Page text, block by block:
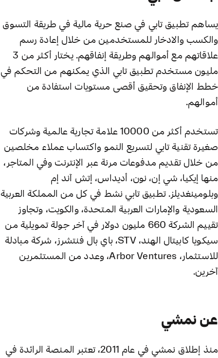
يساهم تطبيق تابي في صنع حرية مالية في طريقة التسوق
والكسب والادخار للمستخدمين من خلال إعادة رسم
علاقاتهم مع أموالهم وطريقة إنفاقهم. يختار أكثر من 3
مليون مستخدم تطبيق تابي الذي يمكنهم من التحكم في
خطط الإنفاق وتحقيق أقصى مستويات استفادة من
أموالهم.
تستخدم أكثر من 10000 علامة تجارية عالمية وشركات
صغيرة تقنية تابي لتسريع النمو واكتساب عملاء مخلصين
من خلال تقديم مدفوعات مرنة عبر الإنترنت وفي المتاجر،
منها إيكيا، شي إن، نون، أديداس، إتش آند إم
وبلومينغديلز. تطبيق تابي نشط في كل من المملكة العربية
السعودية والإمارات العربية المتحدة، والكويت، وتجاوز
تقييم الشركة 660 مليون دولار في آخر جولة تمويلية من
سيكويا كابيتال الهند، STV، باي بال فنتشرز، شركة مبادلة
للاستثمار، Arbor Ventures، وعدد من المستثمرين
آخرين.
عن نمشي
منذ إطلاق نمشي في عام 2011، تعتبر المنصة الرائدة في